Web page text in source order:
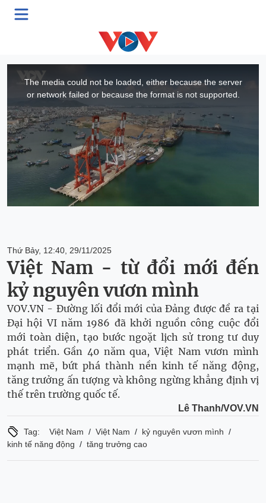
Đất nước vươn mình
The media could not be loaded, either because the server
or network failed or because the format is not supported.
Thứ Bảy, 12:40, 29/11/2025
Việt Nam - từ đổi mới đến
kỷ nguyên vươn mình
VOV.VN - Đường lối đổi mới của Đảng được đề ra tại
Đại hội VI năm 1986 đã khởi nguồn công cuộc đổi
mới toàn diện, tạo bước ngoặt lịch sử trong tư duy
phát triển. Gần 40 năm qua, Việt Nam vươn mình
mạnh mẽ, bứt phá thành nền kinh tế năng động,
tăng trưởng ấn tượng và không ngừng khẳng định vị
thế trên trường quốc tế.
Lê Thanh/VOV.VN
Tag: Việt Nam / Việt Nam / kỷ nguyên vươn mình /
kinh tế năng động / tăng trưởng cao